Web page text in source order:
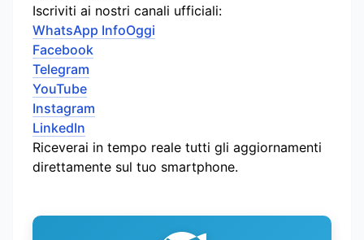
Iscriviti ai nostri canali ufficiali:
WhatsApp InfoOggi
Facebook
Telegram
YouTube
Instagram
LinkedIn
Riceverai in tempo reale tutti gli aggiornamenti
direttamente sul tuo smartphone.